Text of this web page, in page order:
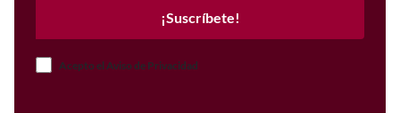
¡Suscríbete!
Acepto el Aviso de Privacidad